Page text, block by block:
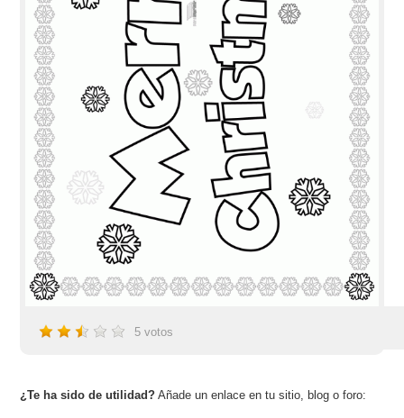
5 votos
¿Te ha sido de utilidad? Añade un enlace en tu sitio, blog o foro: